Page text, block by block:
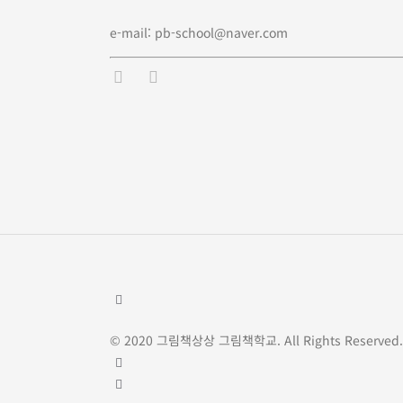
e-mail: pb-school@naver.com
© 2020 그림책상상 그림책학교. All Rights Reserved.